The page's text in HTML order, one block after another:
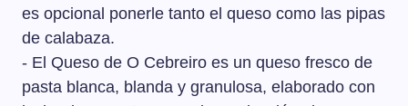
es opcional ponerle tanto el queso como las pipas
de calabaza.
- El Queso de O Cebreiro es un queso fresco de
pasta blanca, blanda y granulosa, elaborado con